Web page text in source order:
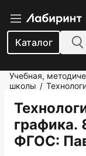
Каталог
Учебная,
школы /
графика.
ФГОС: